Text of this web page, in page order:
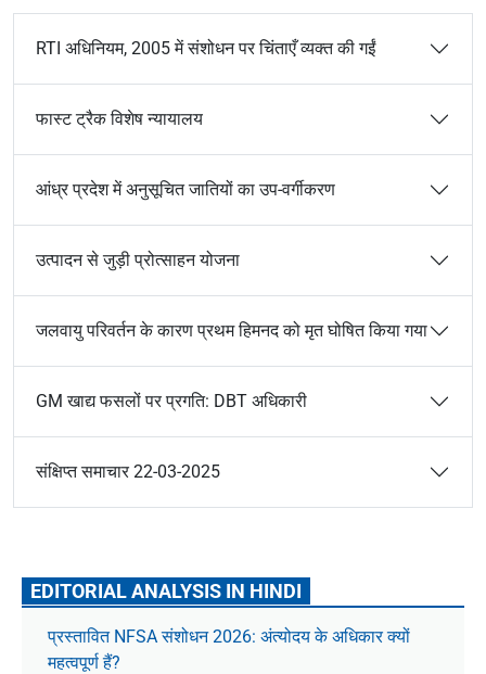
RTI अधिनियम, 2005 में संशोधन पर चिंताएँ व्यक्त की गईं
फास्ट ट्रैक विशेष न्यायालय
आंध्र प्रदेश में अनुसूचित जातियों का उप-वर्गीकरण
उत्पादन से जुड़ी प्रोत्साहन योजना
जलवायु परिवर्तन के कारण प्रथम हिमनद को मृत घोषित किया गया
GM खाद्य फसलों पर प्रगति: DBT अधिकारी
संक्षिप्त समाचार 22-03-2025
EDITORIAL ANALYSIS IN HINDI
प्रस्तावित NFSA संशोधन 2026: अंत्योदय के अधिकार क्यों
महत्वपूर्ण हैं?